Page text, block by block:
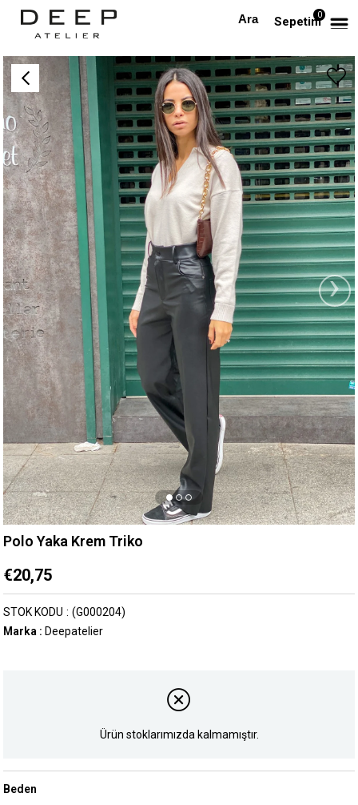
Sepetim0
Anasayfa Polo Yaka Krem Triko
›
Polo Yaka Krem Triko
€20,75
(G000204)
STOK KODU
Marka : Deepatelier
Ürün stoklarımızda kalmamıştır.
Beden